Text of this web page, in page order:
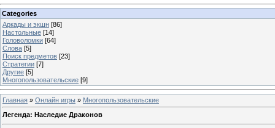
Categories
Аркады и экшн [86]
Настольные [14]
Головоломки [64]
Слова [5]
Поиск предметов [23]
Стратегии [7]
Другие [5]
Многопользовательские [9]
Главная » Онлайн игры » Многопользовательские
Легенда: Наследие Драконов